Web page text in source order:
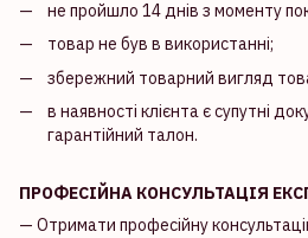
не пройшло 14 днів з моменту
товар не був в використанні;
збережний товарний вигляд
в наявності клієнта є супутні
гарантійний талон.
ПРОФЕСІЙНА КОНСУЛЬТАЦІЯ
— Отримати професійну